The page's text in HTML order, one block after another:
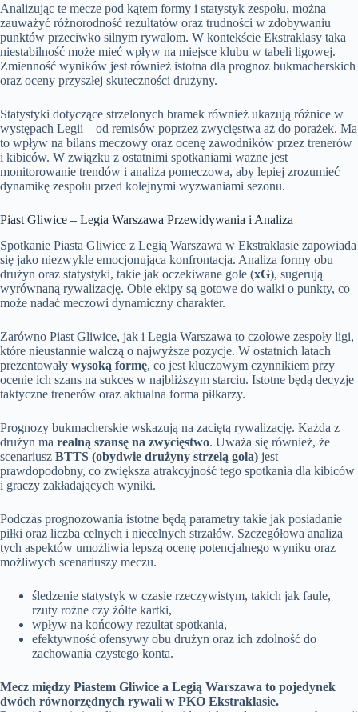
Analizując te mecze pod kątem formy i statystyk zespołu, można
zauważyć różnorodność rezultatów oraz trudności w zdobywaniu
punktów przeciwko silnym rywalom. W kontekście Ekstraklasy taka
niestabilność może mieć wpływ na miejsce klubu w tabeli ligowej.
Zmienność wyników jest również istotna dla prognoz bukmacherskich
oraz oceny przyszłej skuteczności drużyny.
Statystyki dotyczące strzelonych bramek również ukazują różnice w
występach Legii – od remisów poprzez zwycięstwa aż do porażek. Ma
to wpływ na bilans meczowy oraz ocenę zawodników przez trenerów
i kibiców. W związku z ostatnimi spotkaniami ważne jest
monitorowanie trendów i analiza pomeczowa, aby lepiej zrozumieć
dynamikę zespołu przed kolejnymi wyzwaniami sezonu.
Piast Gliwice – Legia Warszawa Przewidywania i Analiza
Spotkanie Piasta Gliwice z Legią Warszawa w Ekstraklasie zapowiada
się jako niezwykle emocjonująca konfrontacja. Analiza formy obu
drużyn oraz statystyki, takie jak oczekiwane gole (xG), sugerują
wyrównaną rywalizację. Obie ekipy są gotowe do walki o punkty, co
może nadać meczowi dynamiczny charakter.
Zarówno Piast Gliwice, jak i Legia Warszawa to czołowe zespoły ligi,
które nieustannie walczą o najwyższe pozycje. W ostatnich latach
prezentowały wysoką formę, co jest kluczowym czynnikiem przy
ocenie ich szans na sukces w najbliższym starciu. Istotne będą decyzje
taktyczne trenerów oraz aktualna forma piłkarzy.
Prognozy bukmacherskie wskazują na zaciętą rywalizację. Każda z
drużyn ma realną szansę na zwycięstwo. Uważa się również, że
scenariusz BTTS (obydwie drużyny strzelą gola) jest
prawdopodobny, co zwiększa atrakcyjność tego spotkania dla kibiców
i graczy zakładających wyniki.
Podczas prognozowania istotne będą parametry takie jak posiadanie
piłki oraz liczba celnych i niecelnych strzałów. Szczegółowa analiza
tych aspektów umożliwia lepszą ocenę potencjalnego wyniku oraz
możliwych scenariuszy meczu.
śledzenie statystyk w czasie rzeczywistym, takich jak faule,
rzuty rożne czy żółte kartki,
wpływ na końcowy rezultat spotkania,
efektywność ofensywy obu drużyn oraz ich zdolność do
zachowania czystego konta.
Mecz między Piastem Gliwice a Legią Warszawa to pojedynek
dwóch równorzędnych rywali w PKO Ekstraklasie.